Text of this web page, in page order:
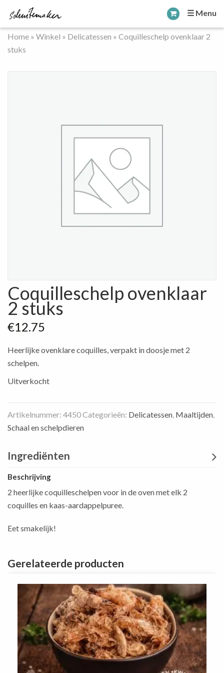
☰ Menu
Home » Winkel » Delicatessen » Coquilleschelp ovenklaar 2
stuks
Coquilleschelp ovenklaar
2 stuks
€12.75
Heerlijke ovenklare coquilles, verpakt in doosje met 2
schelpen.
Uitverkocht
Artikelnummer: 4450Categorieën: Delicatessen, Maaltijden,
Schaal en schelpdieren
Ingrediënten
Beschrijving
2 heerlijke coquilleschelpen voor in de oven met elk 2
coquilles en kaas-aardappelpuree.
Eet smakelijk!
Gerelateerde producten